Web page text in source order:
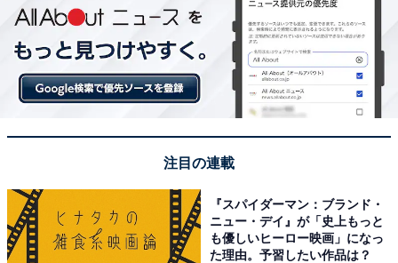
手軽に健康状態を把握して運動習慣をつけたい人や、ス
マートウォッチの充電頻度を減らしてタフに使い倒した
い人には、おすすめの商品といえそうです。
あわせて読みたい
注目の連載
『スパイダーマン：ブランド・
ニュー・デイ』が「史上もっと
も優しいヒーロー映画」になっ
た理由。予習したい作品は？